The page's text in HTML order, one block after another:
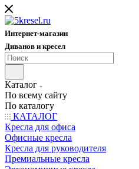
Интернет-магазин
Диванов и кресел
Каталог
По всему сайту
По каталогу
КАТАЛОГ
Кресла для офиса
Офисные кресла
Кресла для руководителя
Премиальные кресла